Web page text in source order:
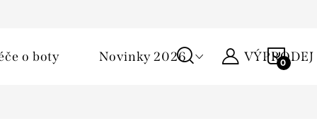
o boty Novinky 2026 VÝPRODEJ